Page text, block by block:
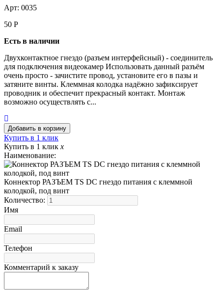
Арт: 0035
50 Р
Есть в наличии
Двухконтактное гнездо (разъем интерфейсный) - соединитель
для подключения видеокамер Использовать данный разъём
очень просто - зачистите провод, установите его в пазы и
затяните винты. Клеммная колодка надёжно зафиксирует
проводник и обеспечит прекрасный контакт. Монтаж
возможно осуществлять с...
Купить в 1 клик
Купить в 1 клик x
Наименование:
Коннектор РАЗЪЕМ TS DC гнездо питания с клеммной
колодкой, под винт
Количество:
Имя
Email
Телефон
Комментарий к заказу